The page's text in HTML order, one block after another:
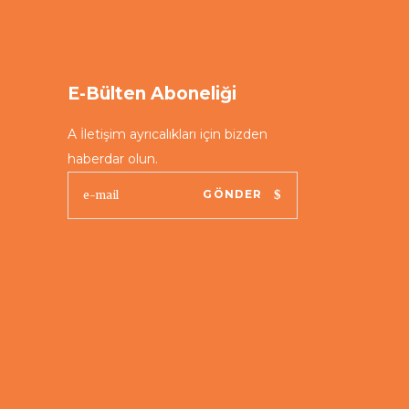
E-Bülten Aboneliği
A İletişim ayrıcalıkları için bizden
haberdar olun.
GÖNDER